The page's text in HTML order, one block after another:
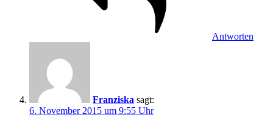
Antworten
Franziska sagt:
6. November 2015 um 9:55 Uhr